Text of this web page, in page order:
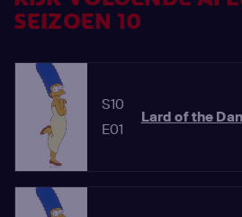
SEIZOEN 10
S10
E01
Lard of the